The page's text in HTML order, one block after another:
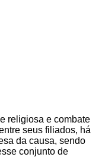
religiosa e combate
seus filiados, há
da causa, sendo
conjunto de